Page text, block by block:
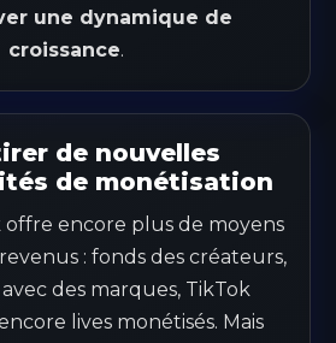
une dynamique de
croissance.
de nouvelles
de monétisation
offre encore plus de moyens
: fonds des créateurs,
des marques, TikTok
lives monétisés. Mais